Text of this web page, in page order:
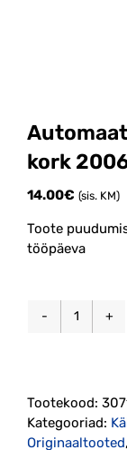
kork
14.00€ (sis. KM)
Toote
tööpäeva
2006-
kogus
Tootekood:
Kategooriad:
Originaaltooted,